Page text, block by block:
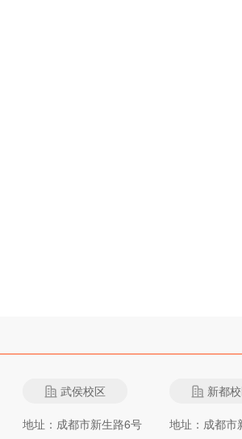
武侯校区
地址：成都市新生路6号
新都
地址：成都市